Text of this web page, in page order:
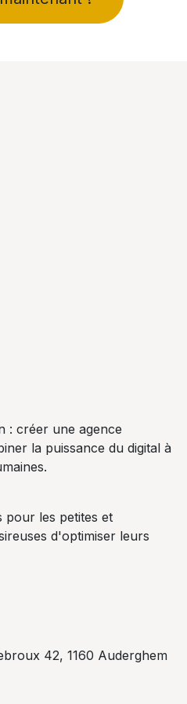
: créer une agence
la puissance du digital à
pour les petites et
d'optimiser leurs
42, 1160 Auderghem